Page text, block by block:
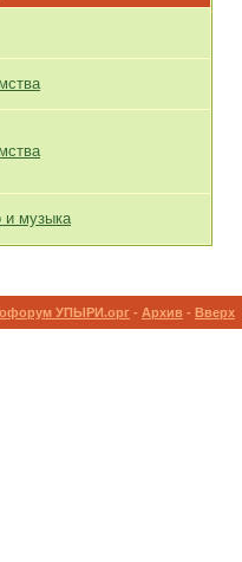
и музыка
УПЫРИ.орг - Архив - Вверх